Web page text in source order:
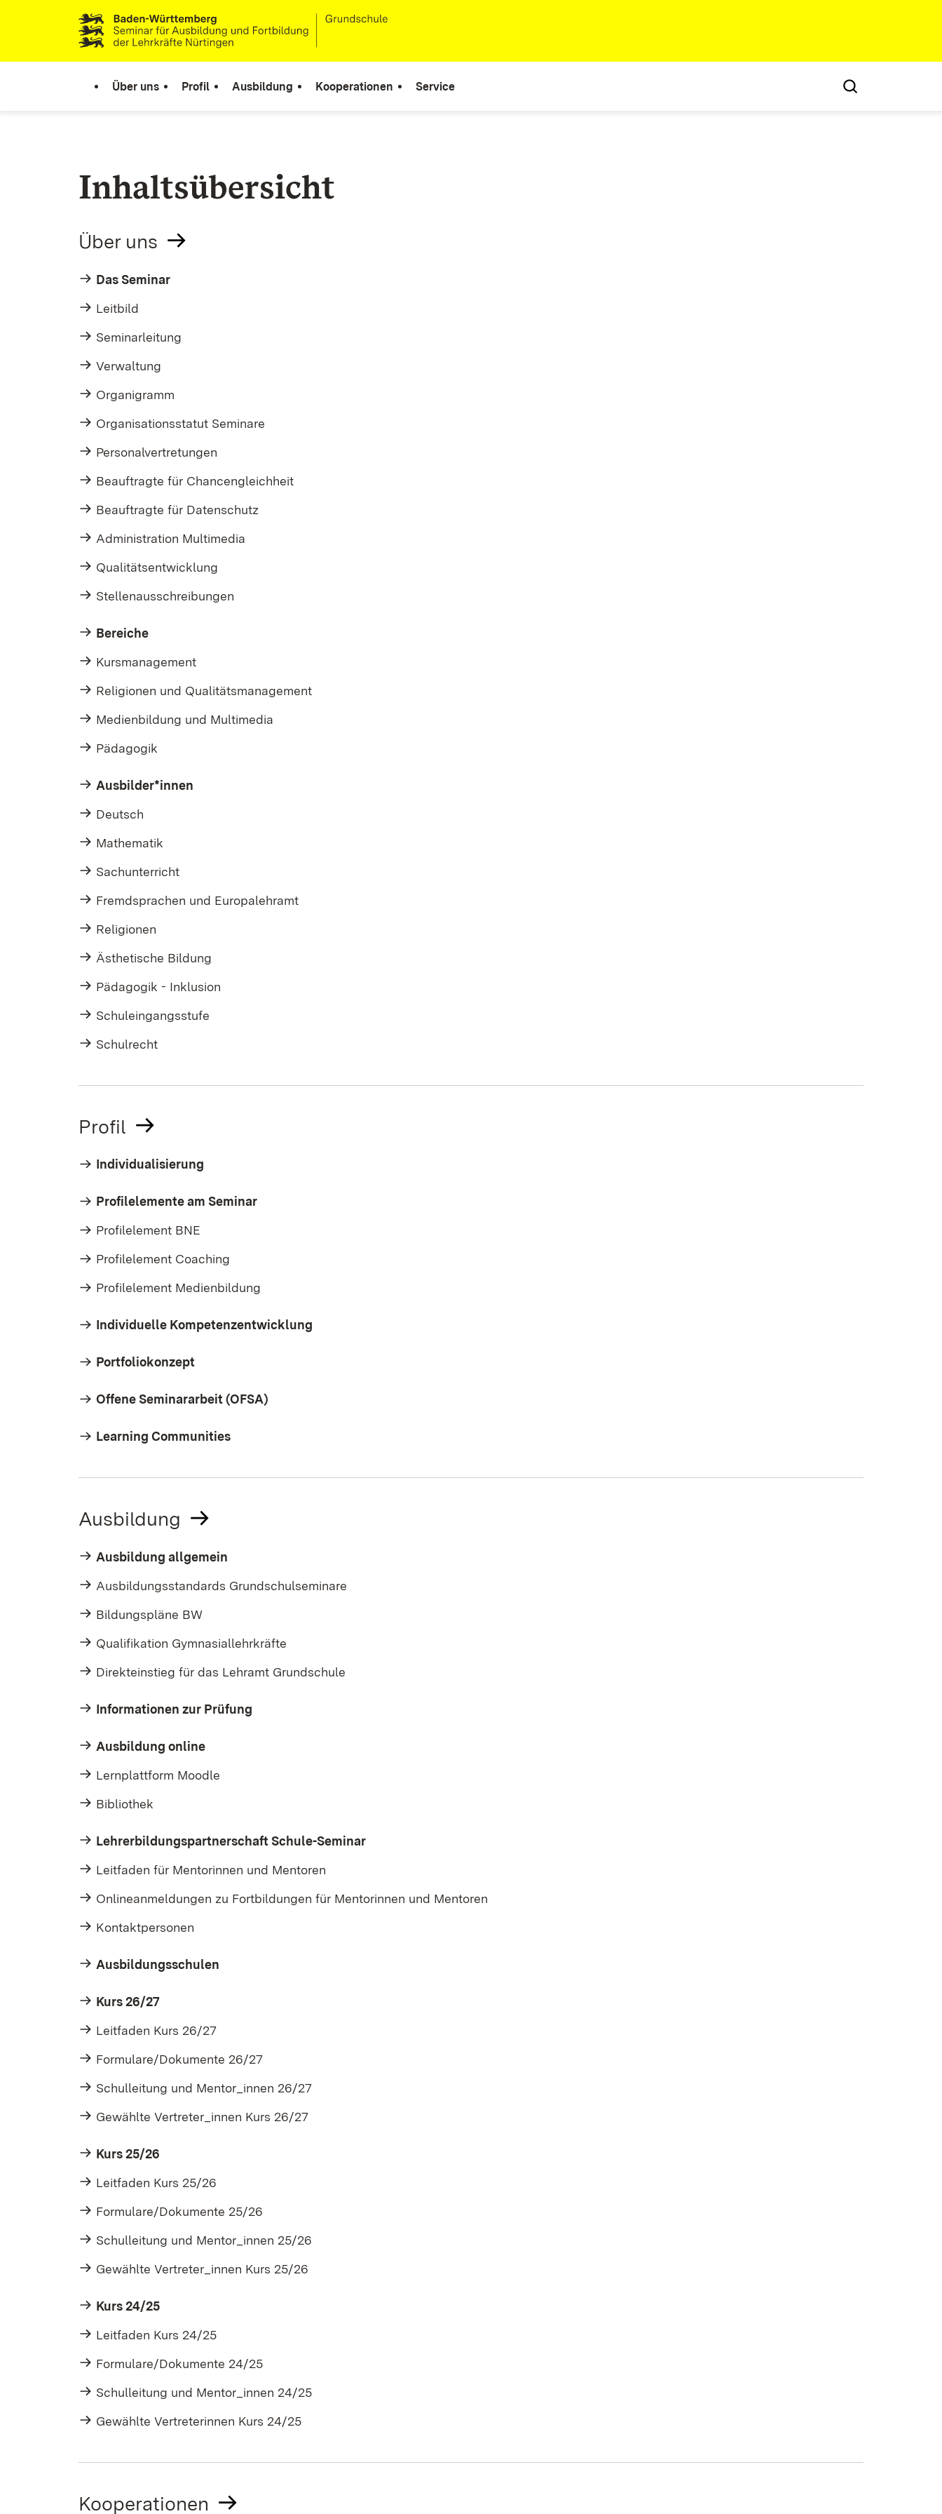
Zum Inhalt springen
Link zur Startseite
Über uns Profil Ausbildung Kooperationen Service
Inhaltsübersicht
Über uns
Das Seminar
Leitbild
Seminarleitung
Verwaltung
Organigramm
Organisationsstatut Seminare
Personalvertretungen
Beauftragte für Chancengleichheit
Beauftragte für Datenschutz
Administration Multimedia
Qualitätsentwicklung
Stellenausschreibungen
Bereiche
Kursmanagement
Religionen und Qualitätsmanagement
Medienbildung und Multimedia
Pädagogik
Ausbilder*innen
Deutsch
Mathematik
Sachunterricht
Fremdsprachen und Europalehramt
Religionen
Ästhetische Bildung
Pädagogik - Inklusion
Schuleingangsstufe
Schulrecht
Profil
Individualisierung
Profilelemente am Seminar
Profilelement BNE
Profilelement Coaching
Profilelement Medienbildung
Individuelle Kompetenzentwicklung
Portfoliokonzept
Offene Seminararbeit (OFSA)
Learning Communities
Ausbildung
Ausbildung allgemein
Ausbildungsstandards Grundschulseminare
Bildungspläne BW
Qualifikation Gymnasiallehrkräfte
Direkteinstieg für das Lehramt Grundschule
Informationen zur Prüfung
Ausbildung online
Lernplattform Moodle
Bibliothek
Lehrerbildungspartnerschaft Schule-Seminar
Leitfaden für Mentorinnen und Mentoren
Onlineanmeldungen zu Fortbildungen für Mentorinnen und Mentoren
Kontaktpersonen
Ausbildungsschulen
Kurs 26/27
Leitfaden Kurs 26/27
Formulare/Dokumente 26/27
Schulleitung und Mentor_innen 26/27
Gewählte Vertreter_innen Kurs 26/27
Kurs 25/26
Leitfaden Kurs 25/26
Formulare/Dokumente 25/26
Schulleitung und Mentor_innen 25/26
Gewählte Vertreter_innen Kurs 25/26
Kurs 24/25
Leitfaden Kurs 24/25
Formulare/Dokumente 24/25
Schulleitung und Mentor_innen 24/25
Gewählte Vertreterinnen Kurs 24/25
Kooperationen